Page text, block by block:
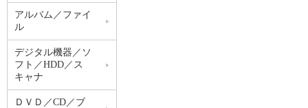
アルバム／ファイ
ル
デジタル機器／ソ
フト／HDD／ス
キャナ
ＤＶＤ／CD／ブ